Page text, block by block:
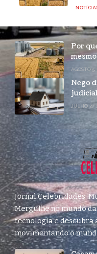
Por
AGOSTO 5,
Nego
JULHO 27,
Jornal Celebridades:
Mergulhe no mundo
tecnologia e descubra
movimentando o